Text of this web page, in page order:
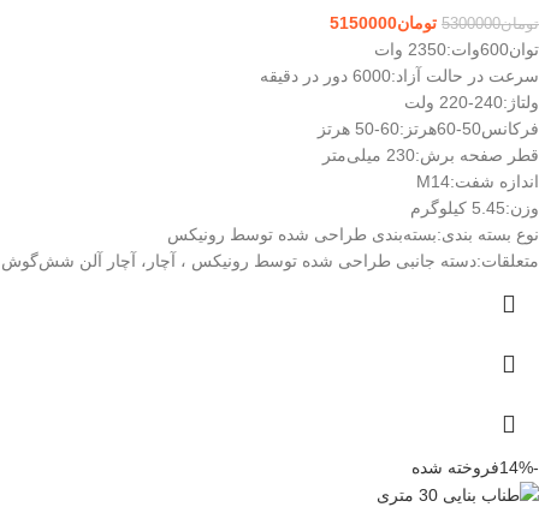
تومان5300000 تومان5150000
توان600وات:
2350 وات
سرعت در حالت آزاد:6000 دور در دقیقه
ولتاژ:240-220 ولت
فرکانس50-60هرتز:
60-50 هرتز
قطر صفحه برش:230 میلی‌متر
اندازه شفت:M14
وزن:5.45 کیلوگرم
نوع بسته ‌بندی:بسته‌بندی طراحی شده توسط رونیکس
متعلقات:دسته جانبی طراحی شده توسط رونیکس ، آچار، آچار آلن شش‌گوش
-14% فروخته شده